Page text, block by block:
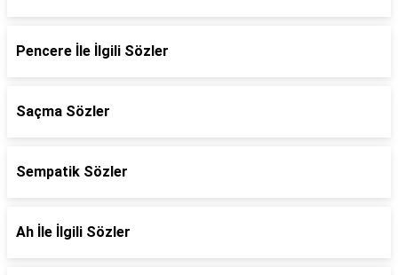
Pencere İle İlgili Sözler
Saçma Sözler
Sempatik Sözler
Ah İle İlgili Sözler